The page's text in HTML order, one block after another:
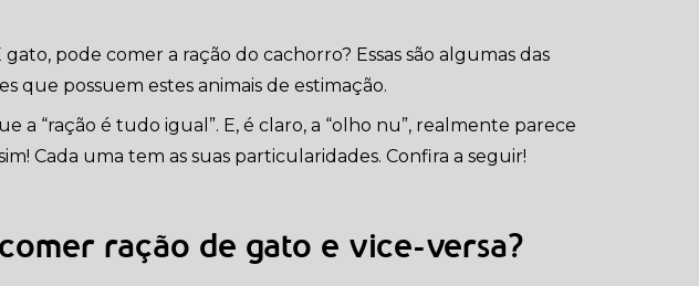
pode comer a ração do cachorro? Essas são algumas das
que possuem estes animais de estimação.
a “ração é tudo igual”. E, é claro, a “olho nu”, realmente parece
Cada uma tem as suas particularidades. Confira a seguir!
ração de gato e vice-versa?